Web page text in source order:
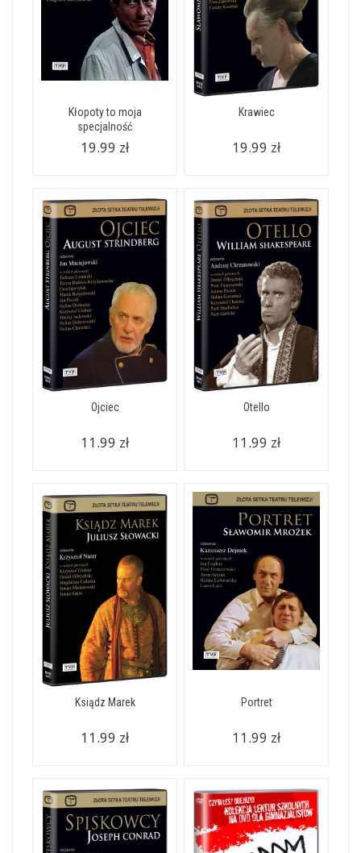
Kłopoty to moja
specjalność
19.99 zł
Krawiec
19.99 zł
Ojciec
11.99 zł
Otello
11.99 zł
Ksiądz Marek
11.99 zł
Portret
11.99 zł